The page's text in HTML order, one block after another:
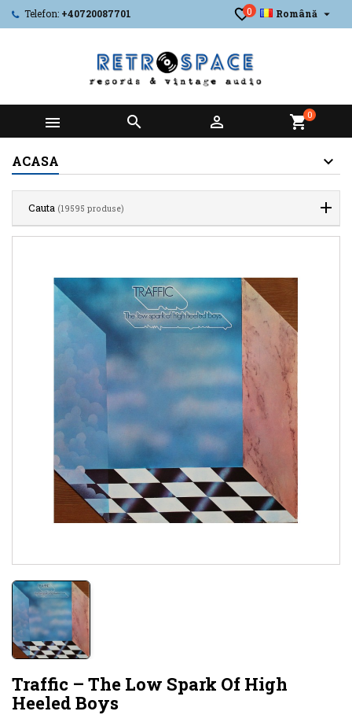
Telefon: +40720087701 Română 
0
   shopping_cart0
ACASA
Cauta (19595 produse)
Traffic – The Low Spark Of High
Heeled Boys